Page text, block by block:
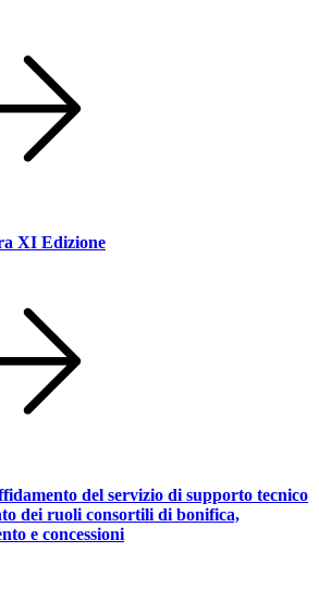
XI Edizione
del servizio di supporto tecnico
dei ruoli consortili di bonifica,
e concessioni